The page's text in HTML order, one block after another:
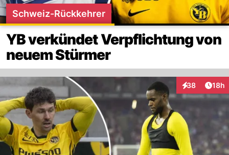
Schweiz-Rückkehrer
YB verkündet Verpflichtung von
neuem Stürmer
38
Interaktionen
18h